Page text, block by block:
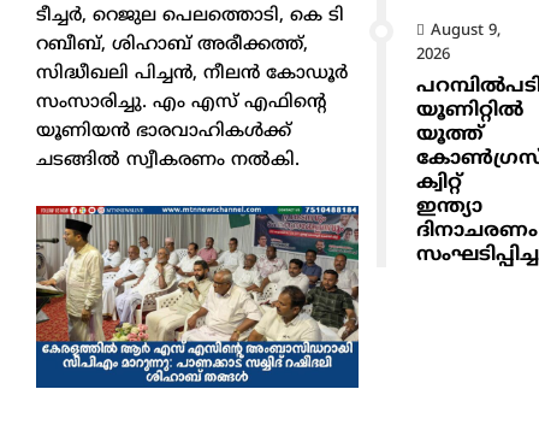
ടീച്ചര്‍, റെജുല പെലത്തൊടി, കെ ടി
റബീബ്, ശിഹാബ് അരീക്കത്ത്,
സിദ്ധീഖലി പിച്ചന്‍, നീലന്‍ കോഡൂര്‍
സംസാരിച്ചു. എം എസ് എഫിന്റെ
യൂണിയന്‍ ഭാരവാഹികള്‍ക്ക്
ചടങ്ങില്‍ സ്വീകരണം നല്‍കി.
August 9,
2026
യൂണിറ്റിൽ
യൂത്ത്
ക്വിറ്റ്
ഇന്ത്യാ
ദിനാചരണം